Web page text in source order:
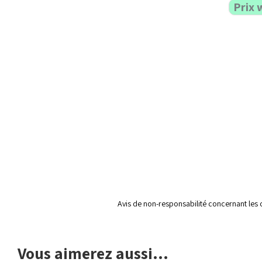
Prix
Avis de non-responsabilité concernant les
Vous aimerez aussi...